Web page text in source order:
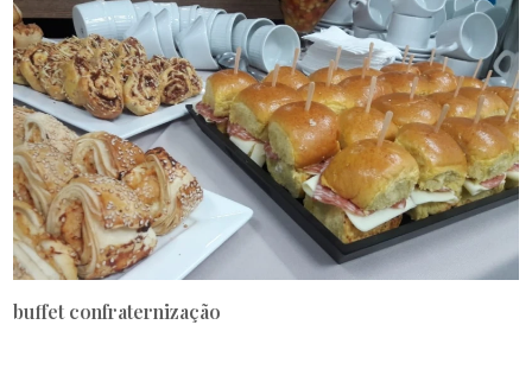
buffet confraternização